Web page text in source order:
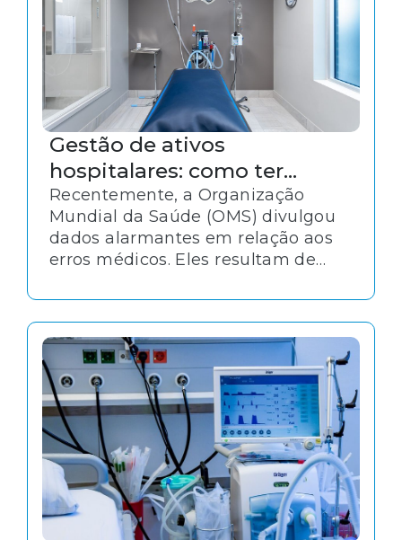
Gestão de ativos
hospitalares: como ter
precisão no controle de
equipamentos
Recentemente, a Organização
Mundial da Saúde (OMS) divulgou
dados alarmantes em relação aos
erros médicos. Eles resultam de
de ativos hospitalares ou no
controle de equipamentos. No
mundo, tais erros provocam a
morte de mais de 2,6 milhões de
pessoas por ano, enquanto no
Brasil, o número de óbitos excede
55 mil.